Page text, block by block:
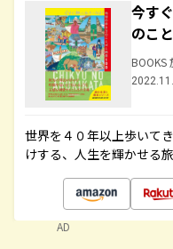
今す
のこ
BOOKS
世界を４０年以上歩いて
けする、人生を輝かせる
AD